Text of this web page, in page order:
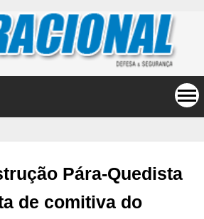
Pára-Quedista
de comitiva do